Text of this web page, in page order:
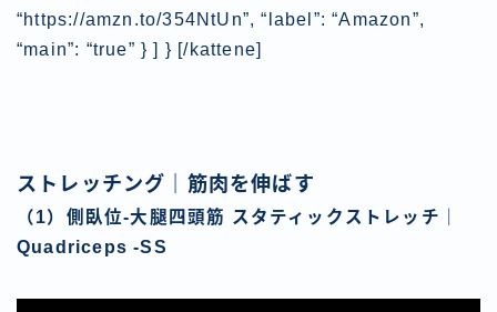
“https://amzn.to/354NtUn”, “label”: “Amazon”,
“main”: “true” } ] } [/kattene]
ストレッチング｜筋肉を伸ばす
（1）側臥位-大腿四頭筋 スタティックストレッチ｜
Quadriceps -SS